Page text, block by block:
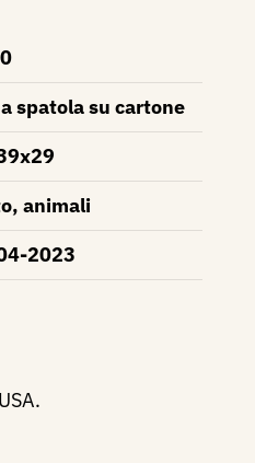
spatola su cartone
animali
2023